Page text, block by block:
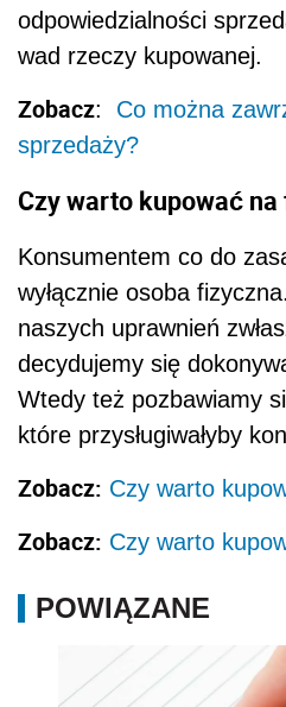
odpowiedzialności
wad rzeczy kupowanej.
Zobacz: Co można
sprzedaży?
Czy warto kupować
Konsumentem co do
wyłącznie osoba
naszych uprawnień
decydujemy się
Wtedy też pozbawiamy
które przysługiwałyby
Zobacz: Czy warto
Zobacz: Czy warto
POWIĄZANE